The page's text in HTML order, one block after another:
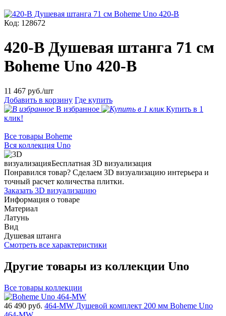
Код: 128672
420-B Душевая штанга 71 см
Boheme Uno 420-B
11 467 руб./шт
Добавить в корзину Где купить
В избранное
Купить в 1
клик!
Все товары Boheme
Вся коллекция Uno
Бесплатная 3D визуализация
Понравился товар? Сделаем 3D визуализацию интерьера и
точный расчет количества плитки.
Заказать 3D визуализацию
Информация о товаре
Материал
Латунь
Вид
Душевая штанга
Смотреть все характеристики
Другие товары из коллекции Uno
Все товары коллекции
46 490 руб. 464-MW Душевой комплект 200 мм Boheme Uno